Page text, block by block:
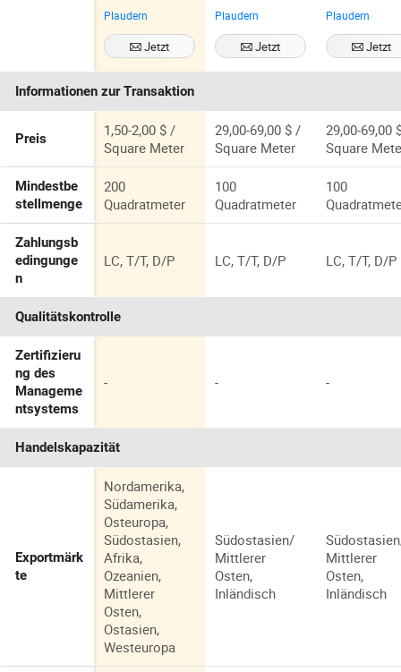
Positive
Thermo-CTP-
Platte
Plaudern
Jetzt
Kontaktieren
Flexodruckplat
te
Plaudern
Jetzt
Kontaktieren
Druckplatte
Plaudern
Jetzt
Informationen zur Transaktion
Preis
1,50-2,00 $ /
Square Meter
29,00-69,00 $ /
Square Meter
29,00-69,00
Square
Mindestbe
stellmenge
200
Quadratmeter
100
Quadratmeter
100
Zahlungsb
edingunge
n
LC, T/T, D/P LC, T/T, D/P LC, T/T, D/P
Qualitätskontrolle
Zertifizieru
ng des
Manageme
ntsystems
- - -
Handelskapazität
Exportmärk
te
Nordamerika,
Südamerika,
Osteuropa,
Südostasien,
Afrika,
Ozeanien,
Mittlerer
Osten,
Ostasien,
Westeuropa
Südostasien/
Mittlerer
Osten,
Inländisch
Mittlerer
Osten,
Inländisch